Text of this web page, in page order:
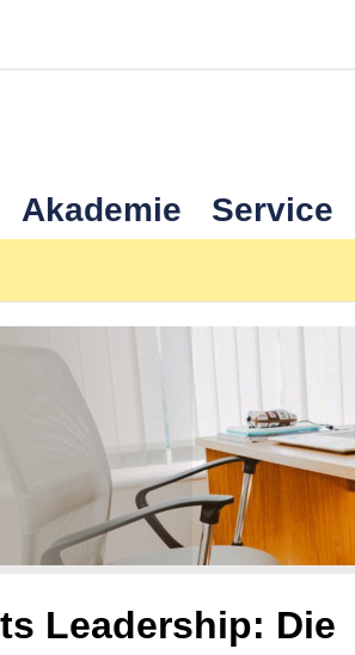
Akademie Service
Leadership: Die